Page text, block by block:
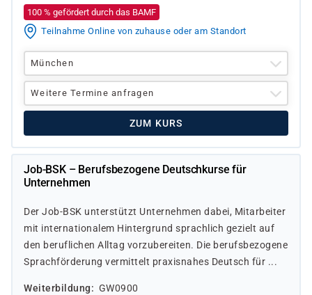
100 % gefördert durch das BAMF
Teilnahme Online von zuhause oder am Standort
München
Weitere Termine anfragen
ZUM KURS
Job-BSK – Berufsbezogene Deutschkurse für
Unternehmen
Der Job-BSK unterstützt Unternehmen dabei, Mitarbeiter
mit internationalem Hintergrund sprachlich gezielt auf
den beruflichen Alltag vorzubereiten. Die berufsbezogene
Sprachförderung vermittelt praxisnahes Deutsch für ...
Weiterbildung
GW0900